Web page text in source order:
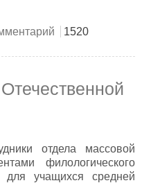
огненных лет
1520
отдела массовой
филологического
для учащихся средней